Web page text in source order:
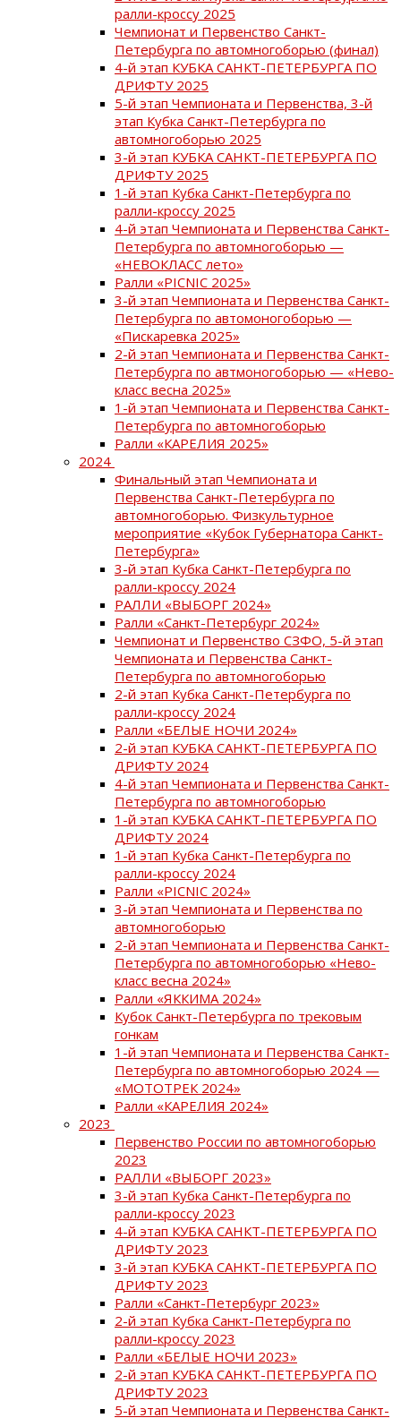
ралли-кроссу 2025
Чемпионат и Первенство Санкт-
Петербурга по автомногоборью (финал)
4-й этап КУБКА САНКТ-ПЕТЕРБУРГА ПО
ДРИФТУ 2025
5-й этап Чемпионата и Первенства, 3-й
этап Кубка Санкт-Петербурга по
автомногоборью 2025
3-й этап КУБКА САНКТ-ПЕТЕРБУРГА ПО
ДРИФТУ 2025
1-й этап Кубка Санкт-Петербурга по
ралли-кроссу 2025
4-й этап Чемпионата и Первенства Санкт-
Петербурга по автомногоборью —
«НЕВОКЛАСС лето»
Ралли «PICNIC 2025»
3-й этап Чемпионата и Первенства Санкт-
Петербурга по автомоногоборью —
«Пискаревка 2025»
2-й этап Чемпионата и Первенства Санкт-
Петербурга по автмоногоборью — «Нево-
класс весна 2025»
1-й этап Чемпионата и Первенства Санкт-
Петербурга по автомногоборью
Ралли «КАРЕЛИЯ 2025»
2024
Финальный этап Чемпионата и
Первенства Санкт-Петербурга по
автомногоборью. Физкультурное
мероприятие «Кубок Губернатора Санкт-
Петербурга»
3-й этап Кубка Санкт-Петербурга по
ралли-кроссу 2024
РАЛЛИ «ВЫБОРГ 2024»
Ралли «Санкт-Петербург 2024»
Чемпионат и Первенство СЗФО, 5-й этап
Чемпионата и Первенства Санкт-
Петербурга по автомногоборью
2-й этап Кубка Санкт-Петербурга по
ралли-кроссу 2024
Ралли «БЕЛЫЕ НОЧИ 2024»
2-й этап КУБКА САНКТ-ПЕТЕРБУРГА ПО
ДРИФТУ 2024
4-й этап Чемпионата и Первенства Санкт-
Петербурга по автомногоборью
1-й этап КУБКА САНКТ-ПЕТЕРБУРГА ПО
ДРИФТУ 2024
1-й этап Кубка Санкт-Петербурга по
ралли-кроссу 2024
Ралли «PICNIC 2024»
3-й этап Чемпионата и Первенства по
автомногоборью
2-й этап Чемпионата и Первенства Санкт-
Петербурга по автомногоборью «Нево-
класс весна 2024»
Ралли «ЯККИМА 2024»
Кубок Санкт-Петербурга по трековым
гонкам
1-й этап Чемпионата и Первенства Санкт-
Петербурга по автомногоборью 2024 —
«МОТОТРЕК 2024»
Ралли «КАРЕЛИЯ 2024»
2023
Первенство России по автомногоборью
2023
РАЛЛИ «ВЫБОРГ 2023»
3-й этап Кубка Санкт-Петербурга по
ралли-кроссу 2023
4-й этап КУБКА САНКТ-ПЕТЕРБУРГА ПО
ДРИФТУ 2023
3-й этап КУБКА САНКТ-ПЕТЕРБУРГА ПО
ДРИФТУ 2023
Ралли «Санкт-Петербург 2023»
2-й этап Кубка Санкт-Петербурга по
ралли-кроссу 2023
Ралли «БЕЛЫЕ НОЧИ 2023»
2-й этап КУБКА САНКТ-ПЕТЕРБУРГА ПО
ДРИФТУ 2023
5-й этап Чемпионата и Первенства Санкт-